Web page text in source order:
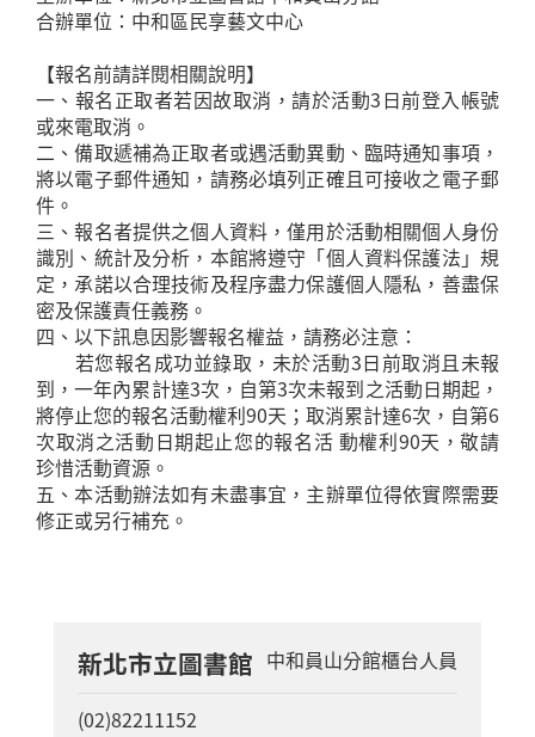
合辦單位：中和區民享藝文中心
【報名前請詳閱相關說明】
一、報名正取者若因故取消，請於活動3日前登入帳號
或來電取消。
二、備取遞補為正取者或遇活動異動、臨時通知事項，
將以電子郵件通知，請務必填列正確且可接收之電子郵
件。
三、報名者提供之個人資料，僅用於活動相關個人身份
識別、統計及分析，本館將遵守「個人資料保護法」規
定，承諾以合理技術及程序盡力保護個人隱私，善盡保
密及保護責任義務。
四、以下訊息因影響報名權益，請務必注意：
若您報名成功並錄取，未於活動3日前取消且未報
到，一年內累計達3次，自第3次未報到之活動日期起，
將停止您的報名活動權利90天；取消累計達6次，自第6
次取消之活動日期起止您的報名活 動權利90天，敬請
珍惜活動資源。
五、本活動辦法如有未盡事宜，主辦單位得依實際需要
修正或另行補充。
新北市立圖書館 中和員山分館櫃台人員
(02)82211152